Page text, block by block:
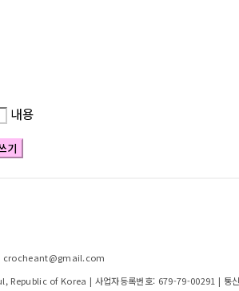
내용
기
: crocheant@gmail.com
of Korea | 사업자등록번호: 679-79-00291 | 통